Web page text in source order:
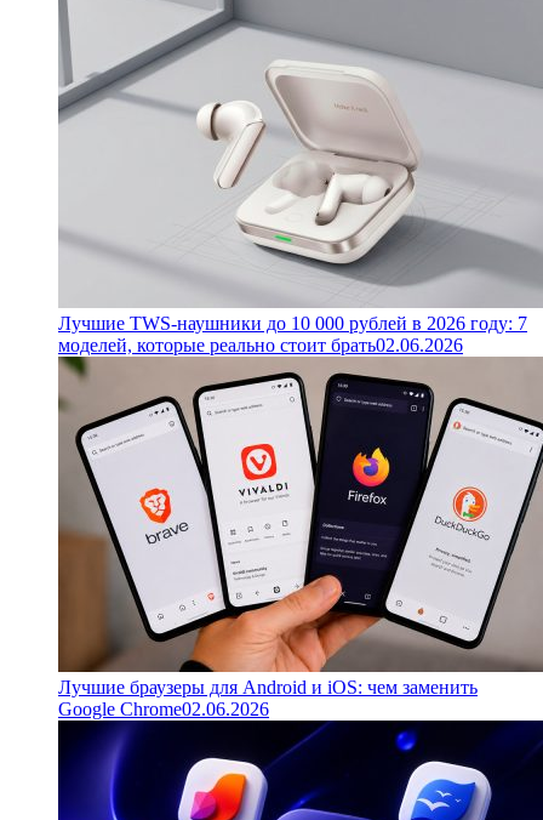
Лучшие TWS-наушники до 10 000 рублей в 2026 году: 7
моделей, которые реально стоит брать02.06.2026
Лучшие браузеры для Android и iOS: чем заменить
Google Chrome02.06.2026